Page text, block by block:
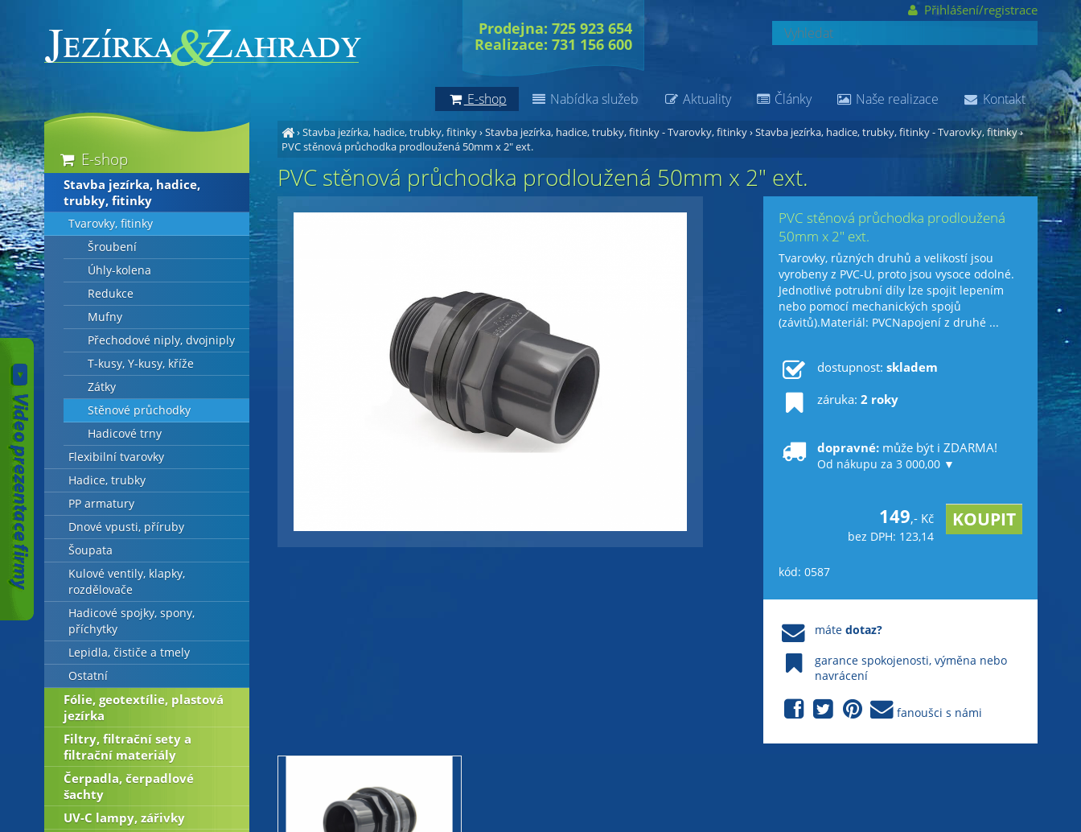
›Stavba jezírka, hadice, trubky, fitinky›Stavba jezírka, hadice, trubky, fitinky - Tvarovky, fitinky›Stavba jezírka, hadice, trubky, fitinky - Tvarovky, fitinky›
PVC stěnová průchodka prodloužená 50mm x 2" ext.
PVC stěnová průchodka prodloužená 50mm x 2" ext.
PVC stěnová průchodka prodloužená
50mm x 2" ext.
Tvarovky, různých druhů a velikostí jsou
vyrobeny z PVC-U, proto jsou vysoce odolné.
Jednotlivé potrubní díly lze spojit lepením
nebo pomocí mechanických spojů
(závitů).Materiál: PVCNapojení z druhé ...
dostupnost: skladem
záruka: 2 roky
dopravné: může být i ZDARMA!
Od nákupu za 3 000,00 ▼
149,- Kč
bez DPH: 123,14
kód: 0587
mátedotaz?
garance spokojenosti, výměna nebo
navrácení
fanoušci s námi
E-shop
Stavba jezírka, hadice,
trubky, fitinky
Tvarovky, fitinky
Šroubení
Úhly-kolena
Redukce
Mufny
Přechodové niply, dvojniply
T-kusy, Y-kusy, kříže
Zátky
Stěnové průchodky
Hadicové trny
Flexibilní tvarovky
Hadice, trubky
PP armatury
Dnové vpusti, příruby
Šoupata
Kulové ventily, klapky,
rozdělovače
Hadicové spojky, spony,
příchytky
Lepidla, čističe a tmely
Ostatní
Fólie, geotextílie, plastová
jezírka
Filtry, filtrační sety a
filtrační materiály
Čerpadla, čerpadlové
šachty
UV-C lampy, zářivky
E-shop Nabídka služeb Aktuality Články Naše realizace Kontakt
Prodejna: 725 923 654
Realizace: 731 156 600
Přihlášení/registrace